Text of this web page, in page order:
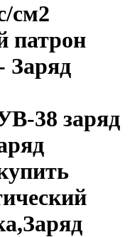
см2
патрон
Заряд
38 заряд